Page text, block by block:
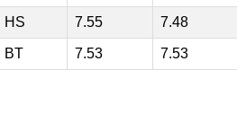
HS 7.55 7.48
BT 7.53 7.53